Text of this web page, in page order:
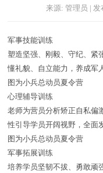
来源: 管理员 | 发
军事技能训练
塑造坚强、刚毅、守纪、紧
懂礼貌、自立能力，养成军
图为小兵总动员夏令营
心理辅导训练
老师为营员分析矫正自私偏
性引导学员开阔视野，全面
图为小兵总动员夏令营
军事拓展训练
培养学员坚韧不拔、勇敢顽